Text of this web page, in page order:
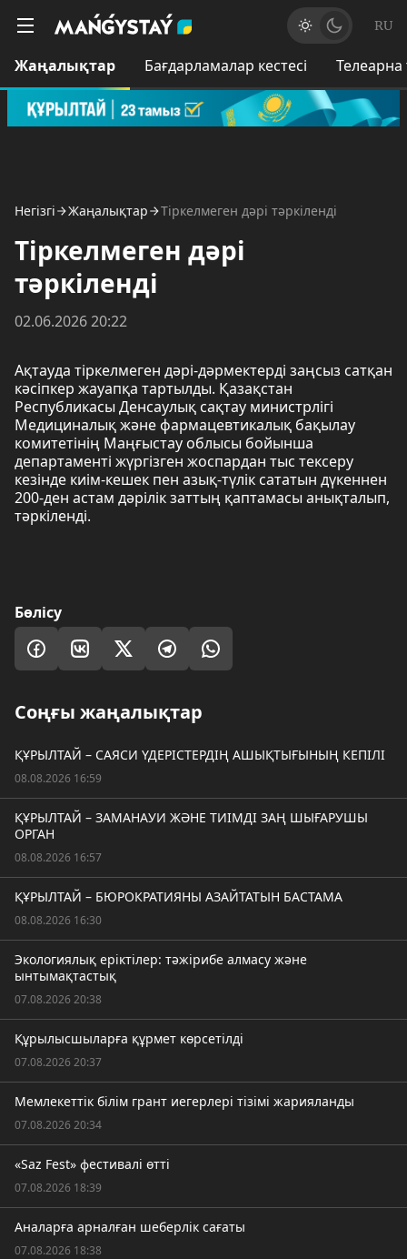
RU
Жаңалықтар Бағдарламалар кестесі
Негізгі Жаңалықтар Тіркелмеген дәрі тәркіленді
Тіркелмеген дәрі
тәркіленді
02.06.2026 20:22
Ақтауда тіркелмеген дәрі-дәрмектерді заңсыз сатқан
кәсіпкер жауапқа тартылды. Қазақстан
Республикасы Денсаулық сақтау министрлігі
Медициналық және фармацевтикалық бақылау
комитетінің Маңғыстау облысы бойынша
департаменті жүргізген жоспардан тыс тексеру
кезінде киім-кешек пен азық-түлік сататын дүкеннен
200-ден астам дәрілік заттың қаптамасы анықталып,
тәркіленді.
Бөлісу
Соңғы жаңалықтар
ҚҰРЫЛТАЙ – САЯСИ ҮДЕРІСТЕРДІҢ АШЫҚТЫҒЫНЫҢ КЕПІЛІ
08.08.2026 16:59
ҚҰРЫЛТАЙ – ЗАМАНАУИ ЖӘНЕ ТИІМДІ ЗАҢ ШЫҒАРУШЫ
ОРГАН
08.08.2026 16:57
ҚҰРЫЛТАЙ – БЮРОКРАТИЯНЫ АЗАЙТАТЫН БАСТАМА
08.08.2026 16:30
Экологиялық еріктілер: тәжірибе алмасу және
ынтымақтастық
07.08.2026 20:38
Құрылысшыларға құрмет көрсетілді
07.08.2026 20:37
Мемлекеттік білім грант иегерлері тізімі жарияланды
07.08.2026 20:34
«Saz Fest» фестивалі өтті
07.08.2026 18:39
Аналарға арналған шеберлік сағаты
07.08.2026 18:38